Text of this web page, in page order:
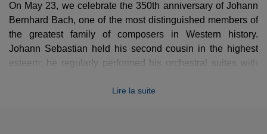
On May 23, we celebrate the 350th anniversary of Johann
Bernhard Bach, one of the most distinguished members of
the greatest family of composers in Western history.
Johann Sebastian held his second cousin in the highest
esteem: he regularly performed his orchestral suites with
copies found in his personal archives that these
Lire la suite